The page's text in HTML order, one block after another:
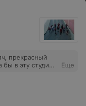
плавания всем
где было по
прекрасный
в эту студию,
людей,
сложно и,
в дефиците и
что не
Еще